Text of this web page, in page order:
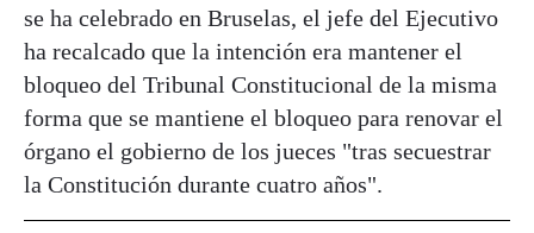
se ha celebrado en Bruselas, el jefe del Ejecutivo
ha recalcado que la intención era mantener el
bloqueo del Tribunal Constitucional de la misma
forma que se mantiene el bloqueo para renovar el
órgano el gobierno de los jueces "tras secuestrar
la Constitución durante cuatro años".